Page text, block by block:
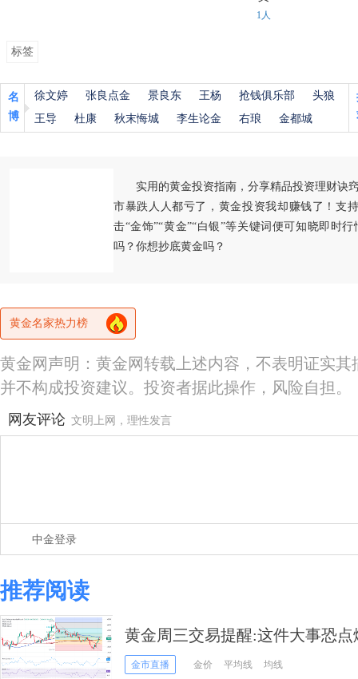
1人
标签
名
博
徐文婷 张良点金 景良东 王杨 抢钱俱乐部
头狼
王导
杜康 秋末悔城 李生论金 右琅 金都城
实用的黄金投资指南，分享精品投资理财诀
市暴跌人人都亏了，黄金投资我却赚钱了！支
击“金饰”“黄金”“白银”等关键词便可知晓即时
吗？你想抄底黄金吗？
黄金名家热力榜
黄金网声明：黄金网转载上述内容，不表明证实
并不构成投资建议。投资者据此操作，风险自担。
网友评论 文明上网，理性发言
中金登录
推荐阅读
黄金周三交易提醒:这件大事恐点
析师黄金技术分析
金市直播 金价 平均线 均线